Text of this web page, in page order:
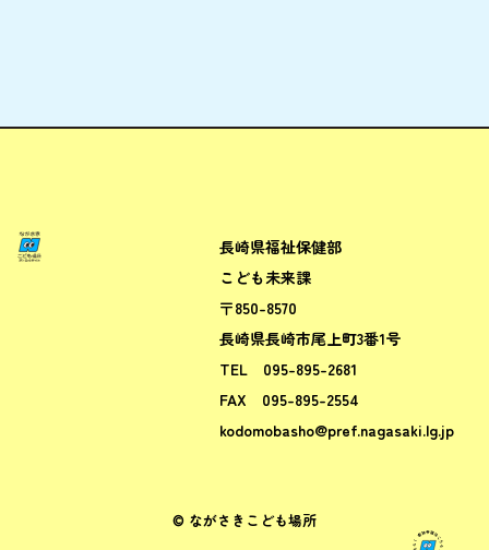
ながさきこども場所ポータルサ
長崎県福祉保健部
こども未来課
〒850-8570
長崎県長崎市尾上町3番1号
TEL 095-895-2681
FAX 095-895-2554
kodomobasho@pref.nagasaki.lg.jp
© ながさきこども場所